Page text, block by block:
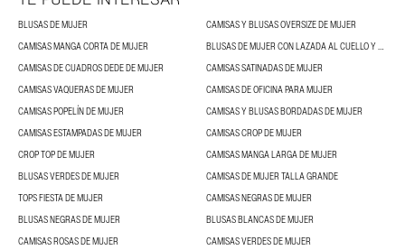
BLUSAS DE MUJER
CAMISAS Y BLUSAS OVERSIZE DE MUJER
CAMISAS MANGA CORTA DE MUJER
BLUSAS DE MUJER CON LAZADA AL CUELLO Y BLUSAS CON LAZOS
CAMISAS DE CUADROS DEDE DE MUJER
CAMISAS SATINADAS DE MUJER
CAMISAS VAQUERAS DE MUJER
CAMISAS DE OFICINA PARA MUJER
CAMISAS POPELÍN DE MUJER
CAMISAS Y BLUSAS BORDADAS DE MUJER
CAMISAS ESTAMPADAS DE MUJER
CAMISAS CROP DE MUJER
CROP TOP DE MUJER
CAMISAS MANGA LARGA DE MUJER
BLUSAS VERDES DE MUJER
CAMISAS DE MUJER TALLA GRANDE
TOPS FIESTA DE MUJER
CAMISAS NEGRAS DE MUJER
BLUSAS NEGRAS DE MUJER
BLUSAS BLANCAS DE MUJER
CAMISAS ROSAS DE MUJER
CAMISAS VERDES DE MUJER